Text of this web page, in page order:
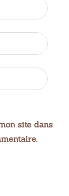
site dans